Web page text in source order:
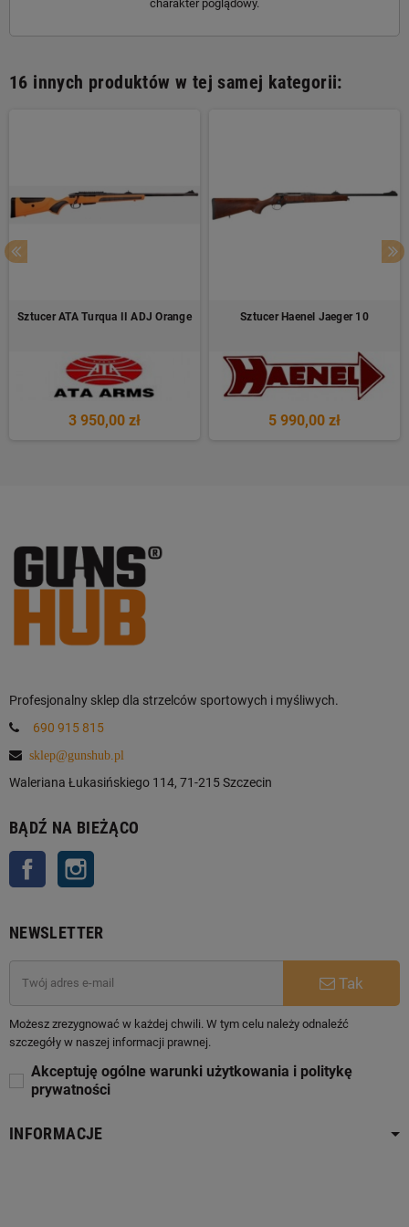
charakter poglądowy.
16 innych produktów w tej samej kategorii:
Sztucer ATA Turqua II ADJ Orange
3 950,00 zł
Sztucer Haenel Jaeger 10
5 990,00 zł
Profesjonalny sklep dla strzelców sportowych i myśliwych.
690 915 815
sklep@gunshub.pl
Waleriana Łukasińskiego 114, 71-215 Szczecin
BĄDŹ NA BIEŻĄCO
Facebook
NEWSLETTER
Tak
Możesz zrezygnować w każdej chwili. W tym celu należy odnaleźć
szczegóły w naszej informacji prawnej.
Akceptuję ogólne warunki użytkowania i politykę
prywatności
INFORMACJE